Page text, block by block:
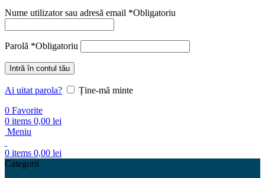
Nume utilizator sau adresă email *Obligatoriu
Parolă *Obligatoriu
Intră în contul tău
Ai uitat parola?
Ține-mă minte
0 Favorite
0 items 0,00 lei
Meniu
0 items 0,00 lei
Categorii